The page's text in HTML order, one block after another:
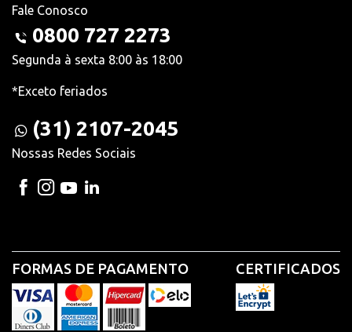
Fale Conosco
0800 727 2273
Segunda à sexta 8:00 às 18:00
*Exceto feriados
(31) 2107-2045
Nossas Redes Sociais
FORMAS DE PAGAMENTO CERTIFICADOS